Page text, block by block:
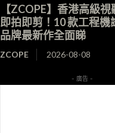
【ZCOPE】香港高級
即拍即剪！10 款工程機
品牌最新作全面睇
ZCOPE 2026-08-08
- 廣告 -